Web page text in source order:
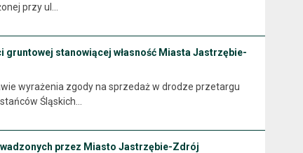
przy ul…
gruntowej stanowiącej własność Miasta Jastrzębie-
wyrażenia zgody na sprzedaż w drodze przetargu
Śląskich…
przez Miasto Jastrzębie-Zdrój